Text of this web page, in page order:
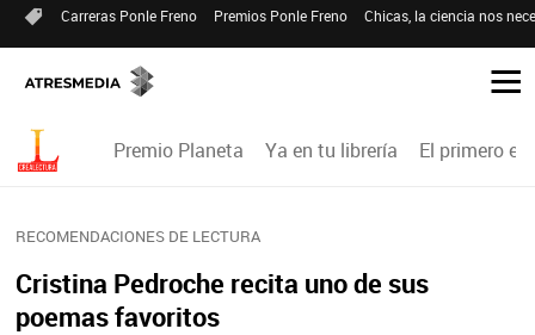
Carreras Ponle Freno Premios Ponle Freno Chicas, la ciencia nos
Premio Planeta Ya en tu librería El primero en
RECOMENDACIONES DE LECTURA
Cristina Pedroche recita uno de sus
poemas favoritos